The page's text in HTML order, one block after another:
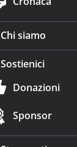
Chi siamo
Sostienici
Donazioni
Sponsor